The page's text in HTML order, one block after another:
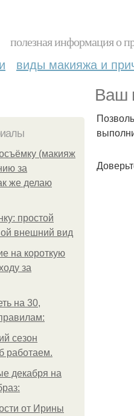
полезная информация о
виды макияжа и
Ваш
(макияж
за
же делаю
простой
внешний вид
на короткую
за
на 30,
сезон
работаем.
декабря на
от Ирины